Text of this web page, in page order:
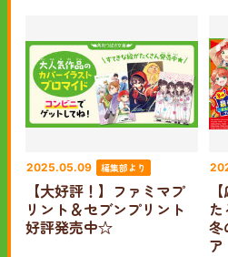
2025.05.09 編集部より
【大好評！】ファミマプ
リント＆セブンプリント
好評発売中☆
冬
ア